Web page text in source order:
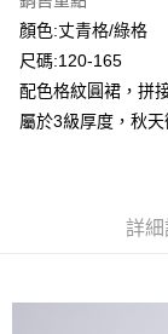
運送方式
全家付款取貨
每筆NT$80，滿
付款後7-11取貨
顏色:丈青格/綠格
尺碼:120-165
配色格紋圓裙，拼
屬於3級厚度，秋
詳細